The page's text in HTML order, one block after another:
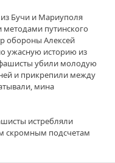
Бучи и Мариуполя
путинского
обороны Алексей
ужасную историю из
убили молодую
и прикрепили между
мина
истребляли
скромным подсчетам